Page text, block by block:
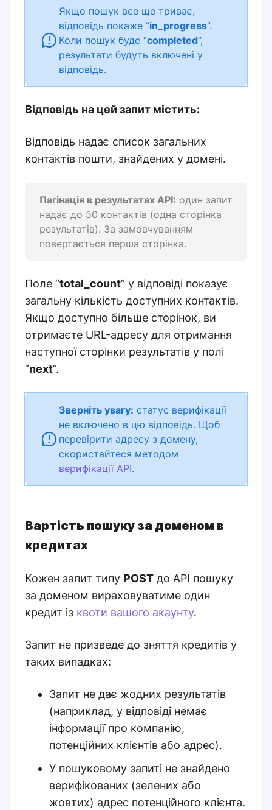
Якщо пошук все ще триває,
відповідь покаже “in_progress”.
Коли пошук буде “completed”,
результати будуть включені у
відповідь.
Відповідь на цей запит містить:
Відповідь надає список загальних
контактів пошти, знайдених у домені.
Пагінація в результатах API: один запит
надає до 50 контактів (одна сторінка
результатів). За замовчуванням
повертається перша сторінка.
Поле “total_count” у відповіді показує
загальну кількість доступних контактів.
Якщо доступно більше сторінок, ви
отримаєте URL-адресу для отримання
наступної сторінки результатів у полі
“next”.
Зверніть увагу: статус верифікації
не включено в цю відповідь. Щоб
перевірити адресу з домену,
скористайтеся методом
верифікації API.
Вартість пошуку за доменом в
кредитах
Кожен запит типу POST до API пошуку
за доменом вираховуватиме один
кредит із квоти вашого акаунту.
Запит не призведе до зняття кредитів у
таких випадках:
Запит не дає жодних результатів
(наприклад, у відповіді немає
інформації про компанію,
потенційних клієнтів або адрес).
У пошуковому запиті не знайдено
верифікованих (зелених або
жовтих) адрес потенційного клієнта.